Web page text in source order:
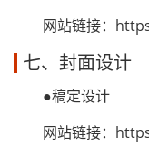
网站链接：
七、封面设计
●稿定设计
网站链接：